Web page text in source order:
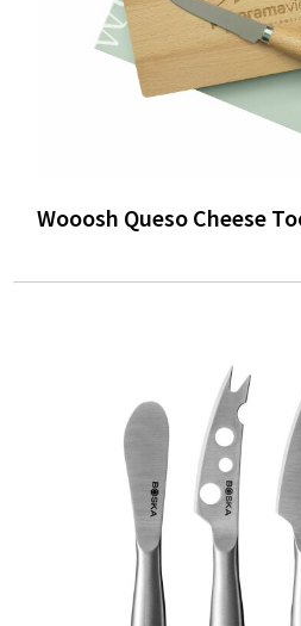
Wooosh Queso Cheese